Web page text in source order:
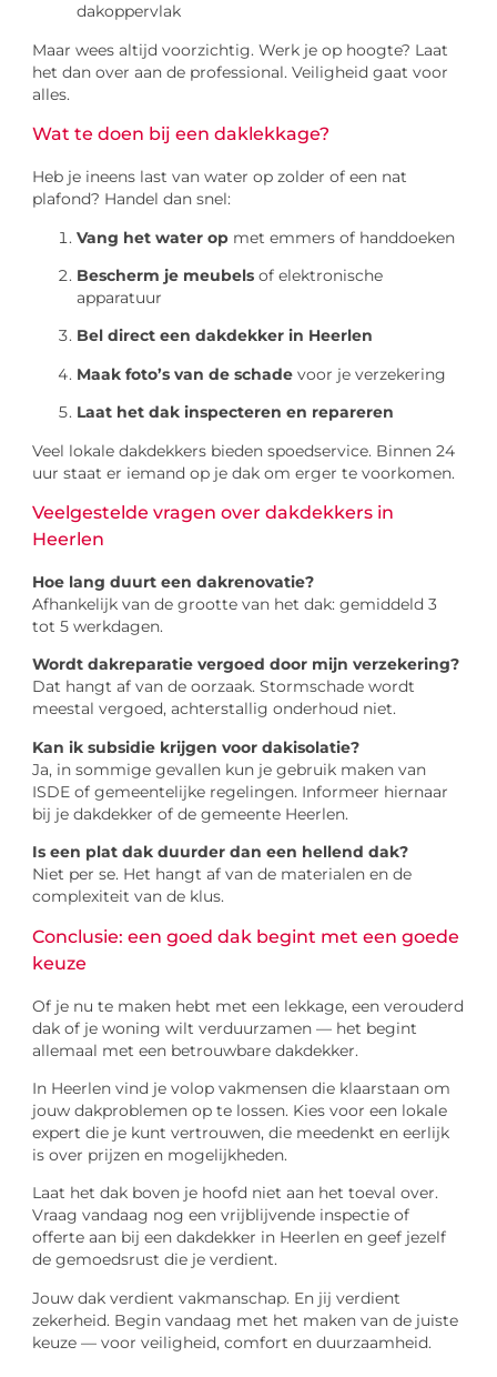
dakoppervlak
Maar wees altijd voorzichtig. Werk je op hoogte? Laat
het dan over aan de professional. Veiligheid gaat voor
alles.
Wat te doen bij een daklekkage?
Heb je ineens last van water op zolder of een nat
plafond? Handel dan snel:
Vang het water op met emmers of handdoeken
Bescherm je meubels of elektronische
apparatuur
Bel direct een dakdekker in Heerlen
Maak foto’s van de schade voor je verzekering
Laat het dak inspecteren en repareren
Veel lokale dakdekkers bieden spoedservice. Binnen 24
uur staat er iemand op je dak om erger te voorkomen.
Veelgestelde vragen over dakdekkers in
Heerlen
Hoe lang duurt een dakrenovatie?
Afhankelijk van de grootte van het dak: gemiddeld 3
tot 5 werkdagen.
Wordt dakreparatie vergoed door mijn verzekering?
Dat hangt af van de oorzaak. Stormschade wordt
meestal vergoed, achterstallig onderhoud niet.
Kan ik subsidie krijgen voor dakisolatie?
Ja, in sommige gevallen kun je gebruik maken van
ISDE of gemeentelijke regelingen. Informeer hiernaar
bij je dakdekker of de gemeente Heerlen.
Is een plat dak duurder dan een hellend dak?
Niet per se. Het hangt af van de materialen en de
complexiteit van de klus.
Conclusie: een goed dak begint met een goede
keuze
Of je nu te maken hebt met een lekkage, een verouderd
dak of je woning wilt verduurzamen — het begint
allemaal met een betrouwbare dakdekker.
In Heerlen vind je volop vakmensen die klaarstaan om
jouw dakproblemen op te lossen. Kies voor een lokale
expert die je kunt vertrouwen, die meedenkt en eerlijk
is over prijzen en mogelijkheden.
Laat het dak boven je hoofd niet aan het toeval over.
Vraag vandaag nog een vrijblijvende inspectie of
offerte aan bij een dakdekker in Heerlen en geef jezelf
de gemoedsrust die je verdient.
Jouw dak verdient vakmanschap. En jij verdient
zekerheid. Begin vandaag met het maken van de juiste
keuze — voor veiligheid, comfort en duurzaamheid.